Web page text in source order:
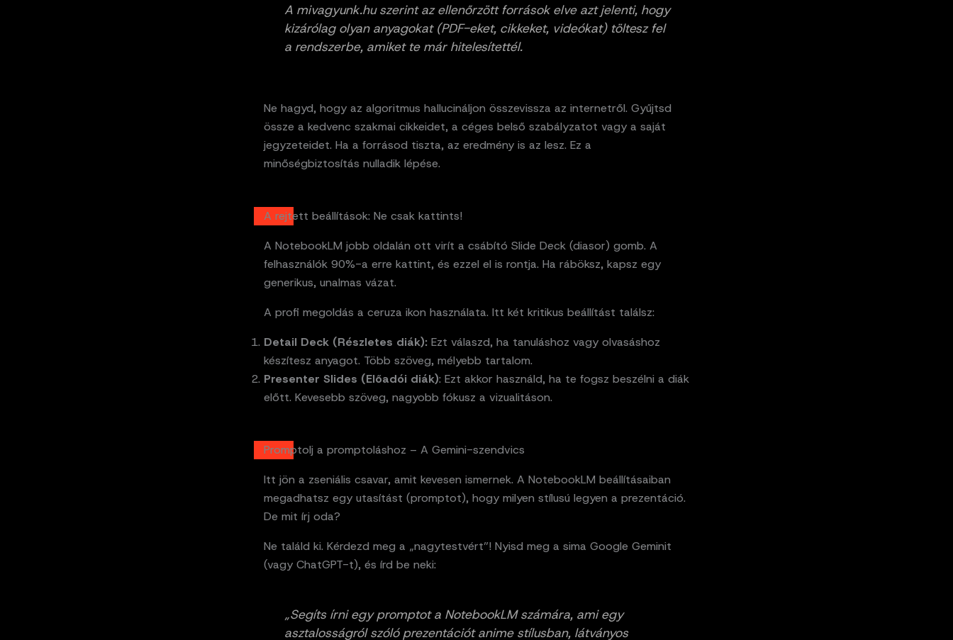
A mivagyunk.hu szerint az ellenőrzött források elve azt jelenti, hogy
kizárólag olyan anyagokat (PDF-eket, cikkeket, videókat) töltesz fel
a rendszerbe, amiket te már hitelesítettél.
Ne hagyd, hogy az algoritmus hallucináljon összevissza az internetről. Gyűjtsd
össze a kedvenc szakmai cikkeidet, a céges belső szabályzatot vagy a saját
jegyzeteidet. Ha a forrásod tiszta, az eredmény is az lesz. Ez a
minőségbiztosítás nulladik lépése.
A rejtett beállítások: Ne csak kattints!
A NotebookLM jobb oldalán ott virít a csábító Slide Deck (diasor) gomb. A
felhasználók 90%-a erre kattint, és ezzel el is rontja. Ha ráböksz, kapsz egy
generikus, unalmas vázat.
A profi megoldás a ceruza ikon használata. Itt két kritikus beállítást találsz:
Detail Deck (Részletes diák): Ezt válaszd, ha tanuláshoz vagy olvasáshoz
készítesz anyagot. Több szöveg, mélyebb tartalom.
Presenter Slides (Előadói diák): Ezt akkor használd, ha te fogsz beszélni a diák
előtt. Kevesebb szöveg, nagyobb fókusz a vizualitáson.
Promptolj a promptoláshoz – A Gemini-szendvics
Itt jön a zseniális csavar, amit kevesen ismernek. A NotebookLM beállításaiban
megadhatsz egy utasítást (promptot), hogy milyen stílusú legyen a prezentáció.
De mit írj oda?
Ne találd ki. Kérdezd meg a „nagytestvért”! Nyisd meg a sima Google Geminit
(vagy ChatGPT-t), és írd be neki:
„Segíts írni egy promptot a NotebookLM számára, ami egy
asztalosságról szóló prezentációt anime stílusban, látványos